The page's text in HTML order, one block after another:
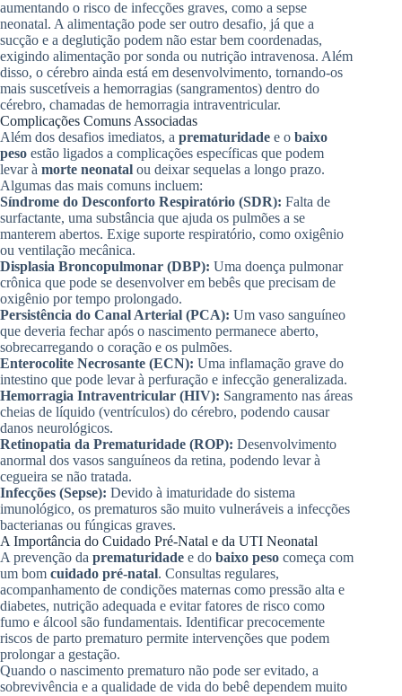
aumentando o risco de infecções graves, como a sepse
neonatal. A alimentação pode ser outro desafio, já que a
sucção e a deglutição podem não estar bem coordenadas,
exigindo alimentação por sonda ou nutrição intravenosa. Além
disso, o cérebro ainda está em desenvolvimento, tornando-os
mais suscetíveis a hemorragias (sangramentos) dentro do
cérebro, chamadas de hemorragia intraventricular.
Complicações Comuns Associadas
Além dos desafios imediatos, a prematuridade e o baixo
peso estão ligados a complicações específicas que podem
levar à morte neonatal ou deixar sequelas a longo prazo.
Algumas das mais comuns incluem:
Síndrome do Desconforto Respiratório (SDR): Falta de
surfactante, uma substância que ajuda os pulmões a se
manterem abertos. Exige suporte respiratório, como oxigênio
ou ventilação mecânica.
Displasia Broncopulmonar (DBP): Uma doença pulmonar
crônica que pode se desenvolver em bebês que precisam de
oxigênio por tempo prolongado.
Persistência do Canal Arterial (PCA): Um vaso sanguíneo
que deveria fechar após o nascimento permanece aberto,
sobrecarregando o coração e os pulmões.
Enterocolite Necrosante (ECN): Uma inflamação grave do
intestino que pode levar à perfuração e infecção generalizada.
Hemorragia Intraventricular (HIV): Sangramento nas áreas
cheias de líquido (ventrículos) do cérebro, podendo causar
danos neurológicos.
Retinopatia da Prematuridade (ROP): Desenvolvimento
anormal dos vasos sanguíneos da retina, podendo levar à
cegueira se não tratada.
Infecções (Sepse): Devido à imaturidade do sistema
imunológico, os prematuros são muito vulneráveis a infecções
bacterianas ou fúngicas graves.
A Importância do Cuidado Pré-Natal e da UTI Neonatal
A prevenção da prematuridade e do baixo peso começa com
um bom cuidado pré-natal. Consultas regulares,
acompanhamento de condições maternas como pressão alta e
diabetes, nutrição adequada e evitar fatores de risco como
fumo e álcool são fundamentais. Identificar precocemente
riscos de parto prematuro permite intervenções que podem
prolongar a gestação.
Quando o nascimento prematuro não pode ser evitado, a
sobrevivência e a qualidade de vida do bebê dependem muito